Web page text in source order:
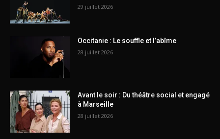
29 juillet 2026
Occitanie : Le souffle et l’abîme
28 juillet 2026
Avant le soir : Du théâtre social et engagé
à Marseille
28 juillet 2026